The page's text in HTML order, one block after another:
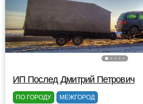
ИП Послед Дмитрий Петрович
ПО ГОРОДУ МЕЖГОРОД